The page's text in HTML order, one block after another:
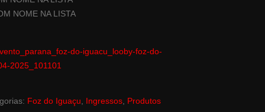
NOME NA LISTA
do-iguacu_looby-foz-do-
2025_101101
Foz do Iguaçu Ingressos Produtos